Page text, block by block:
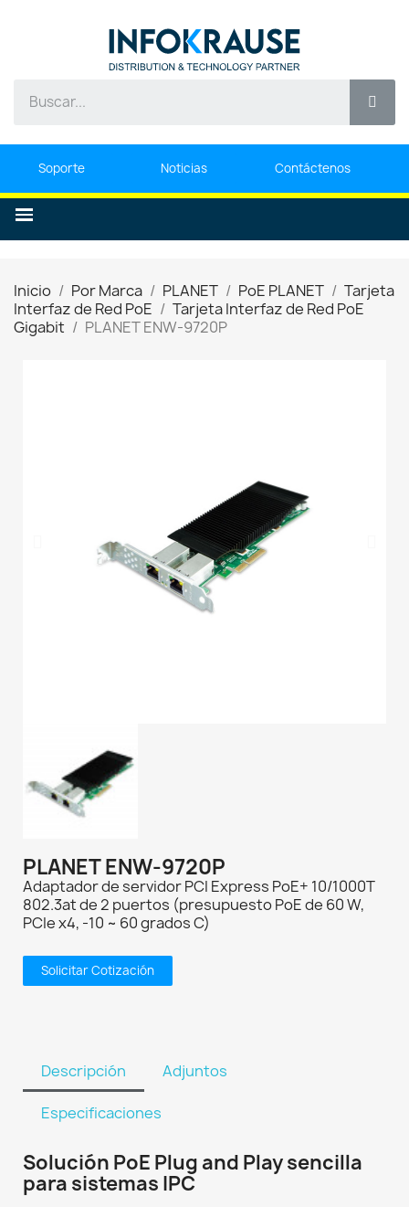
Soporte Noticias Contáctenos
Inicio Por Marca PLANET PoE PLANET
Tarjeta
Interfaz de Red PoE
Tarjeta Interfaz de Red PoE
Gigabit
PLANET ENW-9720P
PLANET ENW-9720P
Adaptador de servidor PCI Express PoE+ 10/1000T
802.3at de 2 puertos (presupuesto PoE de 60 W,
PCIe x4, -10 ~ 60 grados C)
Solicitar Cotización
Descripción Adjuntos
Especificaciones
Solución PoE Plug and Play sencilla
para sistemas IPC